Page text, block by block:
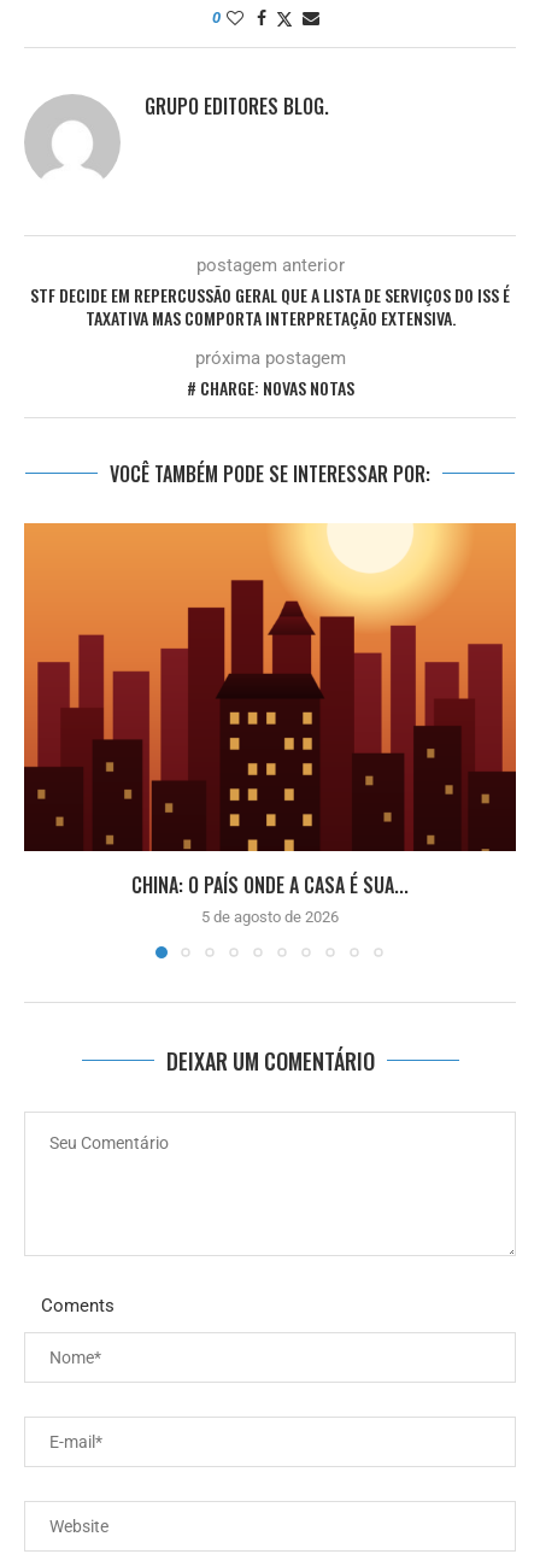
0
GRUPO EDITORES BLOG.
postagem anterior
STF DECIDE EM REPERCUSSÃO GERAL QUE A LISTA DE SERVIÇOS DO ISS É
TAXATIVA MAS COMPORTA INTERPRETAÇÃO EXTENSIVA.
próxima postagem
# CHARGE: NOVAS NOTAS
VOCÊ TAMBÉM PODE SE INTERESSAR POR:
CHINA: O PAÍS ONDE A CASA É SUA...
5 de agosto de 2026
DEIXAR UM COMENTÁRIO
Coments